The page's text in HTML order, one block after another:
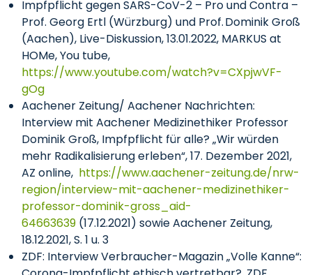
Impfpflicht gegen SARS-CoV-2 – Pro und Contra –
Prof. Georg Ertl (Würzburg) und Prof. Dominik Groß
(Aachen), Live-Diskussion, 13.01.2022, MARKUS at
HOMe, You tube,
https://www.youtube.com/watch?v=CXpjwVF-
gOg
Aachener Zeitung/ Aachener Nachrichten:
Interview mit Aachener Medizinethiker Professor
Dominik Groß, Impfpflicht für alle? „Wir würden
mehr Radikalisierung erleben“, 17. Dezember 2021,
AZ online, https://www.aachener-zeitung.de/nrw-
region/interview-mit-aachener-medizinethiker-
professor-dominik-gross_aid-
64663639 (17.12.2021) sowie Aachener Zeitung,
18.12.2021, S. 1 u. 3
ZDF: Interview Verbraucher-Magazin „Volle Kanne“: